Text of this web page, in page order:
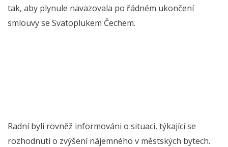
tak, aby plynule navazovala po řádném ukončení
smlouvy se Svatoplukem Čechem.
Radní byli rovněž informováni o situaci, týkající se
rozhodnutí o zvýšení nájemného v městských bytech.